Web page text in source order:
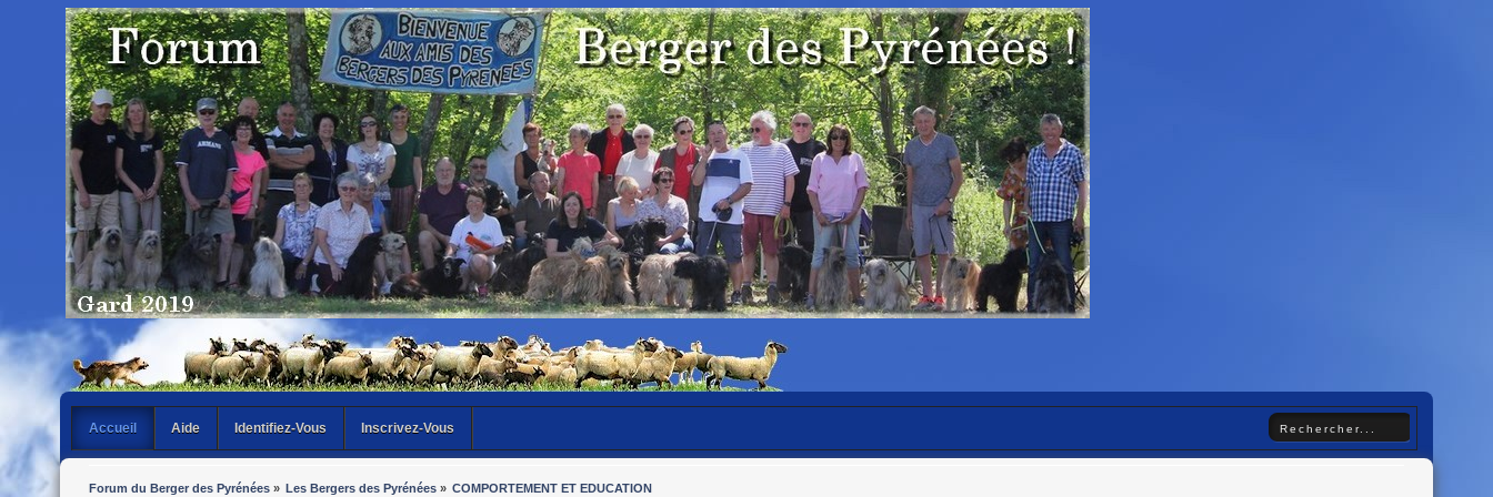
Accueil Aide Identifiez-Vous Inscrivez-Vous
Forum du Berger des Pyrénées» Les Bergers des Pyrénées » COMPORTEMENT ET EDUCATION